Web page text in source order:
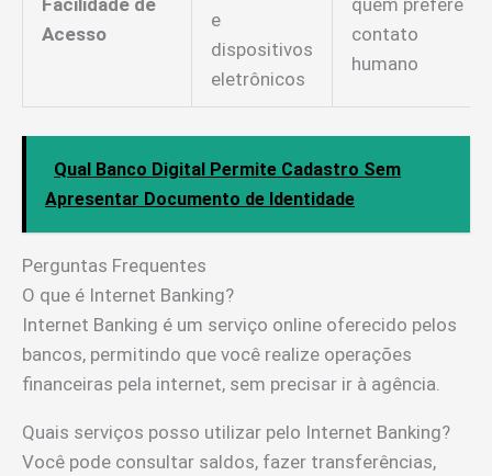
Facilidade de
Acesso
e
dispositivos
eletrônicos
quem prefere
contato
humano
Qual Banco Digital Permite Cadastro Sem
Apresentar Documento de Identidade
Perguntas Frequentes
O que é Internet Banking?
Internet Banking é um serviço online oferecido pelos
bancos, permitindo que você realize operações
financeiras pela internet, sem precisar ir à agência.
Quais serviços posso utilizar pelo Internet Banking?
Você pode consultar saldos, fazer transferências,